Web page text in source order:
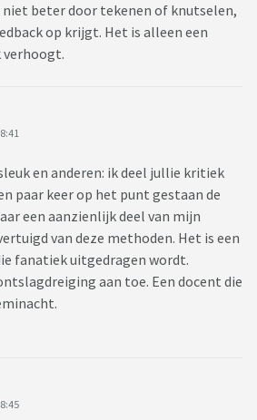
daarna de mbo en hbo deel
leren in de avonden herken ik
hbo zo maar dat was zeker niet het
gaan jullie hiermee om? Tips zijn
en hopelijk blijft er dan wat meer
Ik vind het best lastig plannen en
pas 2 dagen vantevoren in de app.
zorgen over of dit goed is voor
zo is in groep 1 hoe is het dan straks
en prestatiedruk maar
beter door tekenen of knutselen,
op krijgt. Het is alleen een
verhoogt.
en anderen: ik deel jullie kritiek
paar keer op het punt gestaan de
een aanzienlijk deel van mijn
van deze methoden. Het is een
fanatiek uitgedragen wordt.
aan toe. Een docent die